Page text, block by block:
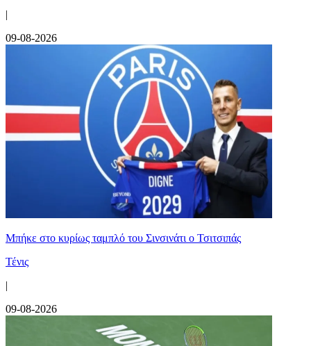
|
09-08-2026
Mπήκε στο κυρίως ταμπλό του Σινσινάτι ο Τσιτσιπάς
Τένις
|
09-08-2026